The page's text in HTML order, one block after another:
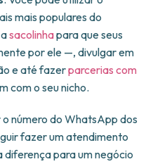
mais populares do
sacolinhapara que seus
por ele —, divulgar em
e até fazerparcerias com
com o seu nicho.
número do WhatsApp dos
fazer um atendimento
para um negócio